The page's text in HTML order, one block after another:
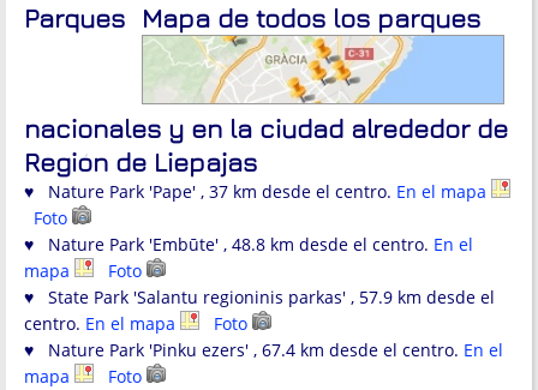
Mapa de todos los parques
Parques
nacionales y en la ciudad alrededor de
Región de Liepajas
♥ Nature Park 'Pape' , 37 km desde el centro. En el mapa
Foto
♥ Nature Park 'Embūte' , 48.8 km desde el centro. En el
mapa
Foto
♥ State Park 'Salantu regioninis parkas' , 57.9 km desde el
centro. En el mapa
Foto
♥ Nature Park 'Pinku ezers' , 67.4 km desde el centro. En el
mapa
Foto